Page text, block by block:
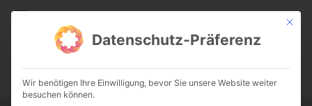
CATHWALK.DE
0:00 -:--
Mit
Datenschutz-Präferenz
Wir benötigen Ihre Einwilligung, bevor Sie unsere Website weiter
besuchen können.